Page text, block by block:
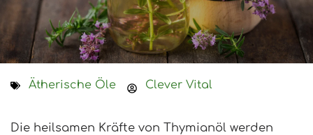
Ätherische Öle Clever Vital
Die heilsamen Kräfte von Thymianöl werden